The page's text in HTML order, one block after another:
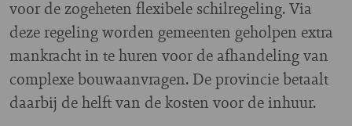
voor de zogeheten flexibele schilregeling. Via
deze regeling worden gemeenten geholpen extra
mankracht in te huren voor de afhandeling van
complexe bouwaanvragen. De provincie betaalt
daarbij de helft van de kosten voor de inhuur.